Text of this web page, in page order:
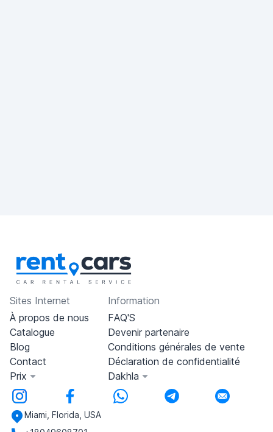
Sites Internet
À propos de nous
Catalogue
Blog
Contact
Prix
Information
FAQ'S
Devenir partenaire
Conditions générales de vente
Déclaration de confidentialité
Dakhla
Miami, Florida, USA